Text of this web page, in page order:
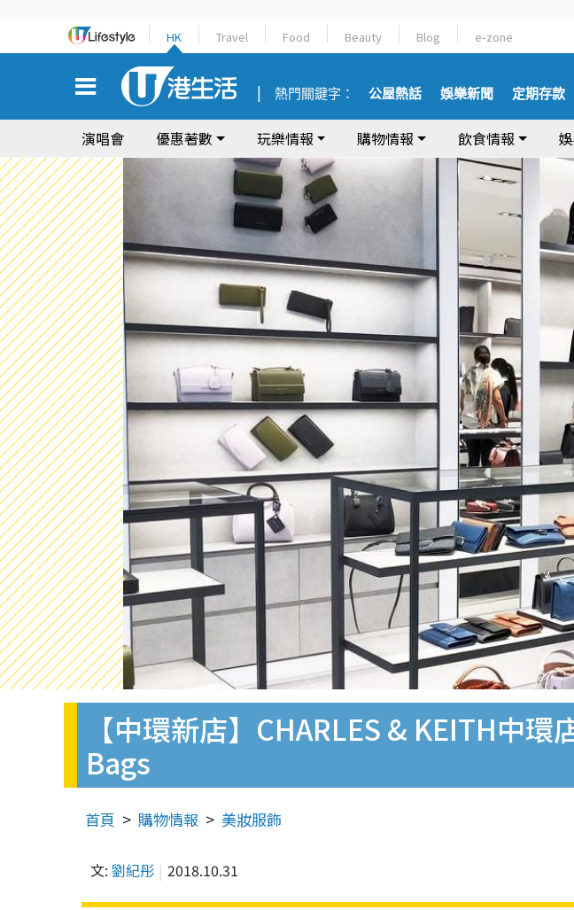
HK Travel Food Beauty Blog e-zone
熱門關鍵字： 公屋熱話 娛樂新聞 定期存款
演唱會 優惠著數 玩樂情報 購物情報 飲食情報
【中環新店】CHARLES & KEITH中
Bags
首頁 購物情報 美妝服飾
文: 劉紀彤 2018.10.31